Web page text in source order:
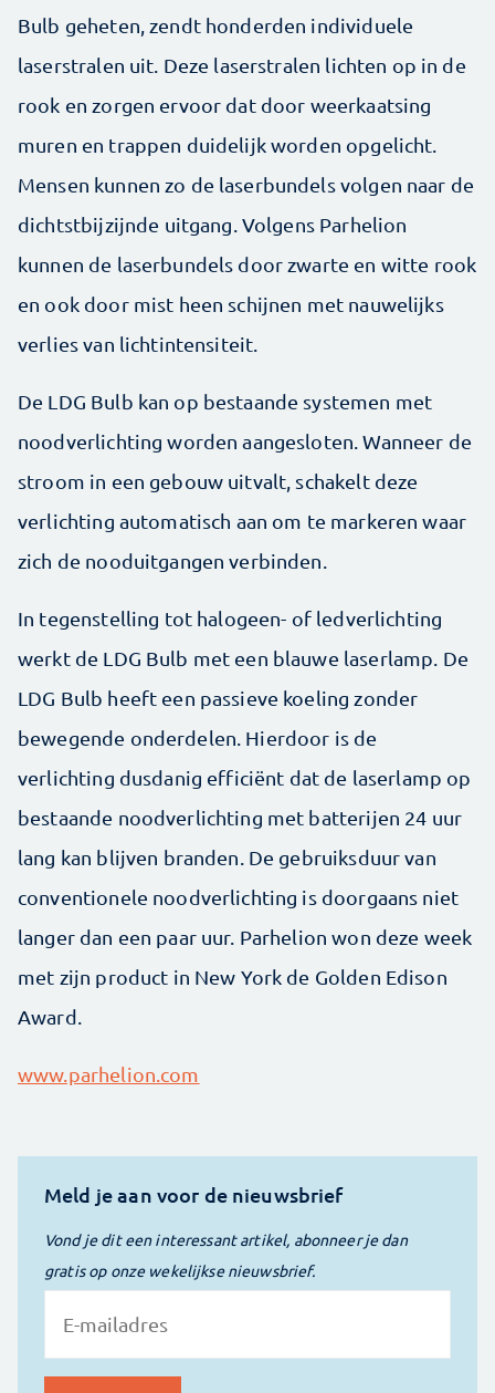
Bulb geheten, zendt honderden individuele
laserstralen uit. Deze laserstralen lichten op in de
rook en zorgen ervoor dat door weerkaatsing
muren en trappen duidelijk worden opgelicht.
Mensen kunnen zo de laserbundels volgen naar de
dichtstbijzijnde uitgang. Volgens Parhelion
kunnen de laserbundels door zwarte en witte rook
en ook door mist heen schijnen met nauwelijks
verlies van lichtintensiteit.
De LDG Bulb kan op bestaande systemen met
noodverlichting worden aangesloten. Wanneer de
stroom in een gebouw uitvalt, schakelt deze
verlichting automatisch aan om te markeren waar
zich de nooduitgangen verbinden.
In tegenstelling tot halogeen- of ledverlichting
werkt de LDG Bulb met een blauwe laserlamp. De
LDG Bulb heeft een passieve koeling zonder
bewegende onderdelen. Hierdoor is de
verlichting dusdanig efficiënt dat de laserlamp op
bestaande noodverlichting met batterijen 24 uur
lang kan blijven branden. De gebruiksduur van
conventionele noodverlichting is doorgaans niet
langer dan een paar uur. Parhelion won deze week
met zijn product in New York de Golden Edison
Award.
www.parhelion.com
Meld je aan voor de nieuwsbrief
Vond je dit een interessant artikel, abonneer je dan
gratis op onze wekelijkse nieuwsbrief.